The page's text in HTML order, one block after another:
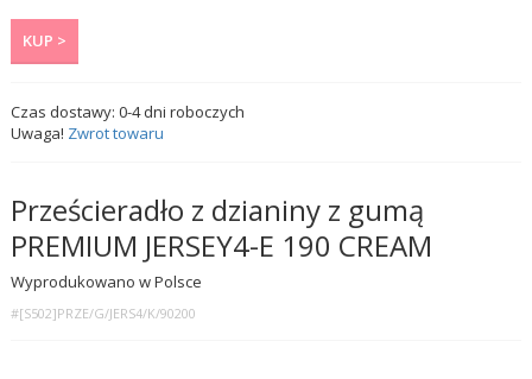
KUP >
Czas dostawy:0-4dni roboczych
Uwaga! Zwrot towaru
Prześcieradło z dzianiny z gumą
PREMIUM JERSEY4-E 190 CREAM
Wyprodukowano w Polsce
#[S502]PRZE/G/JERS4/K/90200